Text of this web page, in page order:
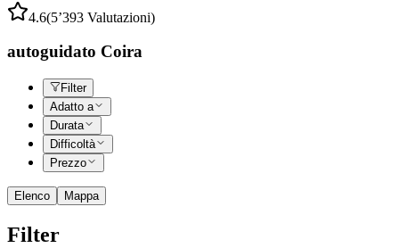
4.6(5’393 Valutazioni)
autoguidato Coira
Filter
Adatto a
Durata
Difficoltà
Prezzo
Elenco Mappa
Filter